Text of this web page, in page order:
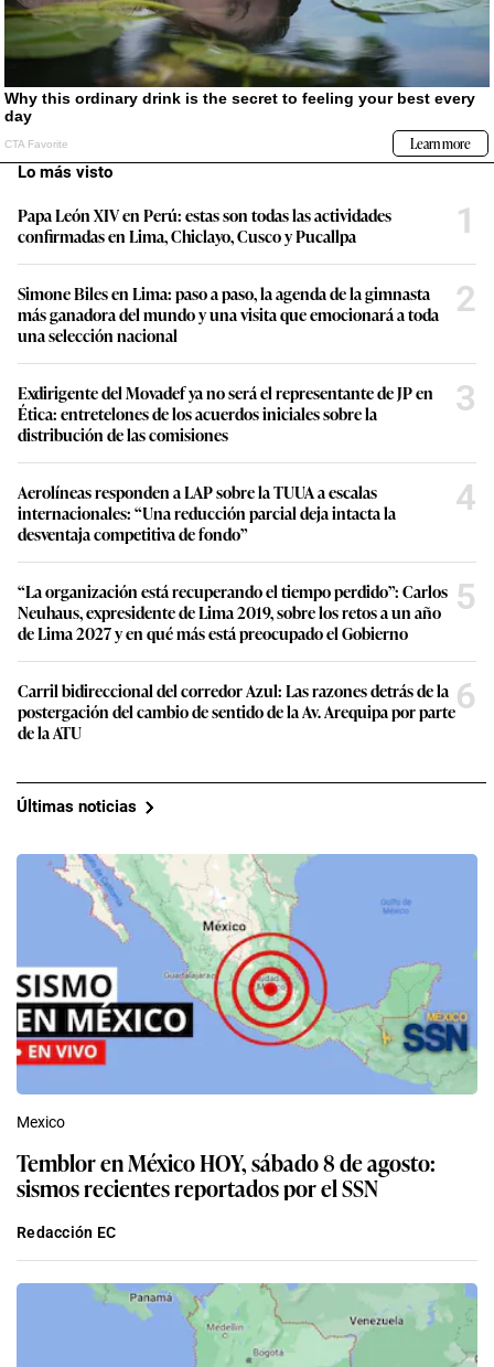
Lo más visto
Papa León XIV en Perú: estas son todas las actividades
confirmadas en Lima, Chiclayo, Cusco y Pucallpa
1
Simone Biles en Lima: paso a paso, la agenda de la gimnasta
más ganadora del mundo y una visita que emocionará a toda
una selección nacional
2
Exdirigente del Movadef ya no será el representante de JP en
Ética: entretelones de los acuerdos iniciales sobre la
distribución de las comisiones
3
Aerolíneas responden a LAP sobre la TUUA a escalas
internacionales: “Una reducción parcial deja intacta la
desventaja competitiva de fondo”
4
“La organización está recuperando el tiempo perdido”: Carlos
Neuhaus, expresidente de Lima 2019, sobre los retos a un año
de Lima 2027 y en qué más está preocupado el Gobierno
5
Carril bidireccional del corredor Azul: Las razones detrás de la
postergación del cambio de sentido de la Av. Arequipa por parte
de la ATU
6
Últimas noticias
Mexico
Temblor en México HOY, sábado 8 de agosto:
sismos recientes reportados por el SSN
Redacción EC